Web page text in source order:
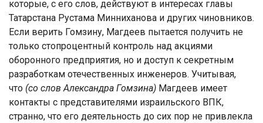
которые, с его слов, действуют в интересах главы
Татарстана Рустама Минниханова и других чиновников.
Если верить Гомзину, Магдеев пытается получить не
только стопроцентный контроль над акциями
оборонного предприятия, но и доступ к секретным
разработкам отечественных инженеров. Учитывая,
что (со слов Александра Гомзина) Магдеев имеет
контакты с представителями израильского ВПК,
странно, что его деятельность до сих пор не привлекла